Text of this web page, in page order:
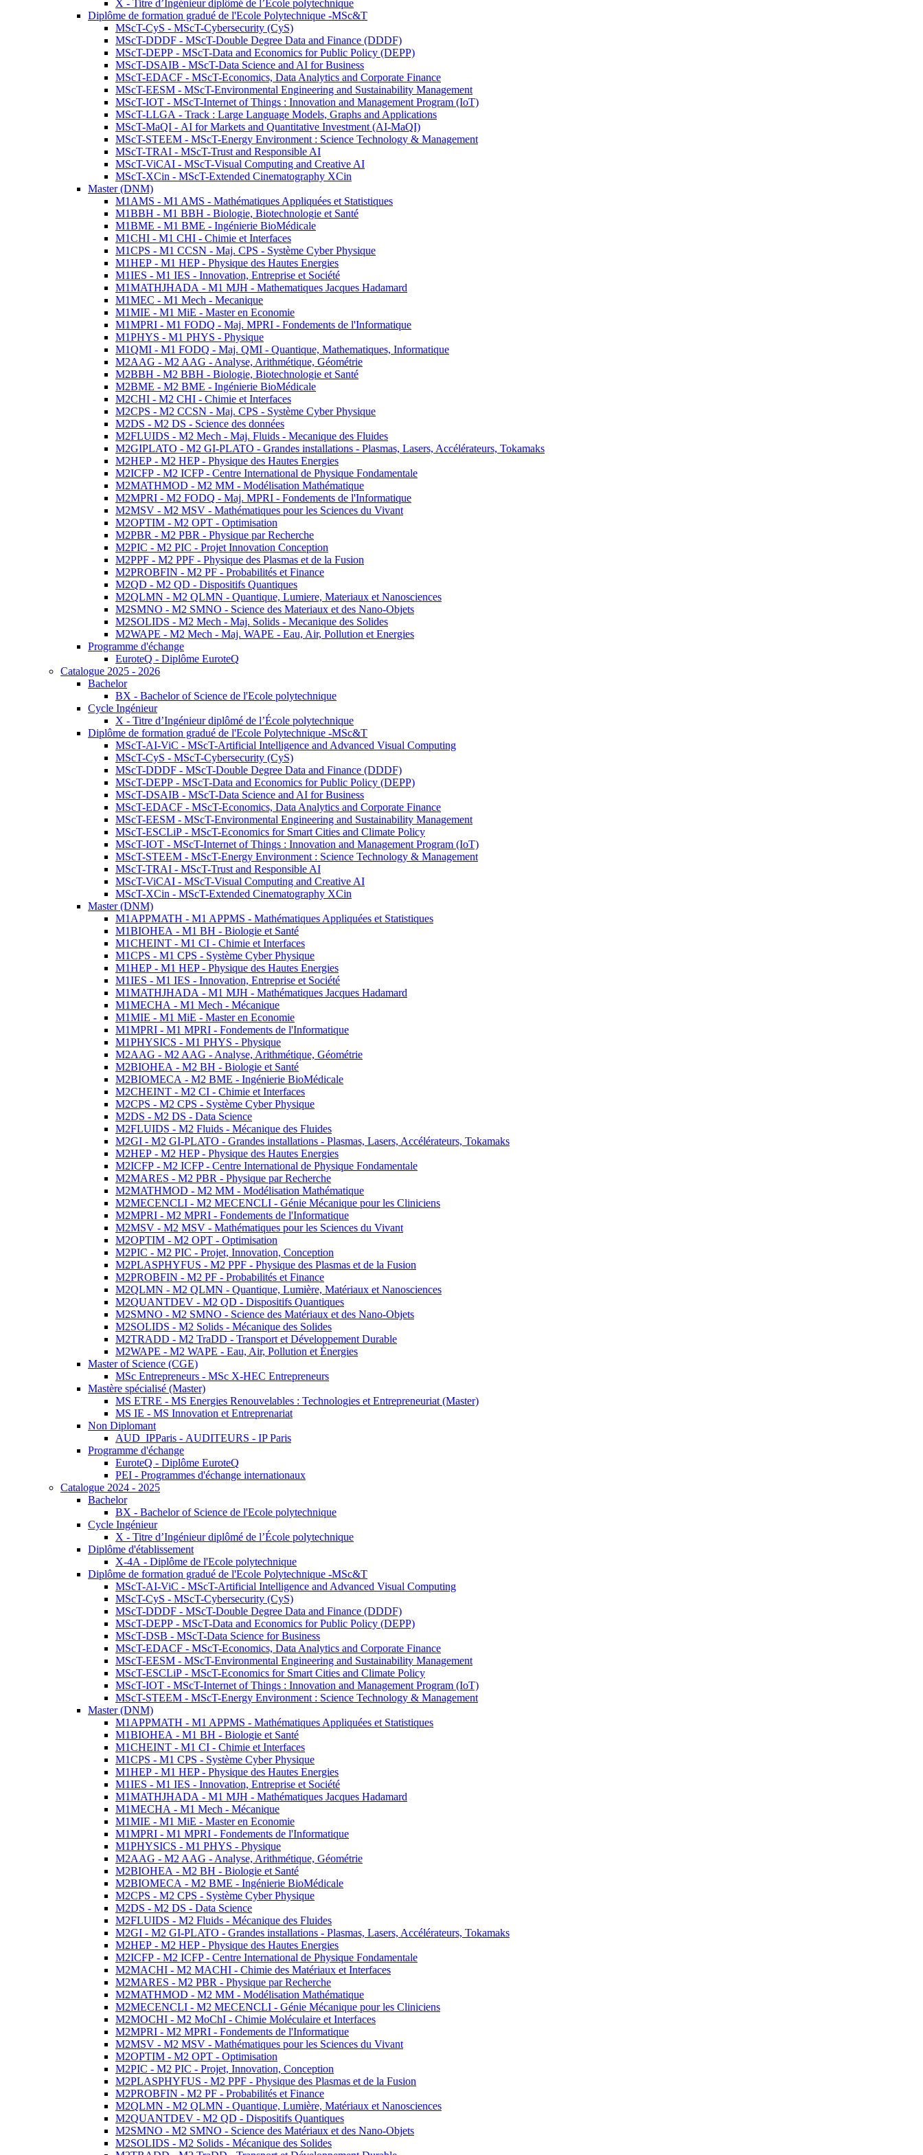
X - Titre d’Ingénieur diplômé de l’École polytechnique
Diplôme de formation gradué de l'Ecole Polytechnique -MSc&T
MScT-CyS - MScT-Cybersecurity (CyS)
MScT-DDDF - MScT-Double Degree Data and Finance (DDDF)
MScT-DEPP - MScT-Data and Economics for Public Policy (DEPP)
MScT-DSAIB - MScT-Data Science and AI for Business
MScT-EDACF - MScT-Economics, Data Analytics and Corporate Finance
MScT-EESM - MScT-Environmental Engineering and Sustainability Management
MScT-IOT - MScT-Internet of Things : Innovation and Management Program (IoT)
MScT-LLGA - Track : Large Language Models, Graphs and Applications
MScT-MaQI - AI for Markets and Quantitative Investment (AI-MaQI)
MScT-STEEM - MScT-Energy Environment : Science Technology & Management
MScT-TRAI - MScT-Trust and Responsible AI
MScT-ViCAI - MScT-Visual Computing and Creative AI
MScT-XCin - MScT-Extended Cinematography XCin
Master (DNM)
M1AMS - M1 AMS - Mathématiques Appliquées et Statistiques
M1BBH - M1 BBH - Biologie, Biotechnologie et Santé
M1BME - M1 BME - Ingénierie BioMédicale
M1CHI - M1 CHI - Chimie et Interfaces
M1CPS - M1 CCSN - Maj. CPS - Système Cyber Physique
M1HEP - M1 HEP - Physique des Hautes Energies
M1IES - M1 IES - Innovation, Entreprise et Société
M1MATHJHADA - M1 MJH - Mathematiques Jacques Hadamard
M1MEC - M1 Mech - Mecanique
M1MIE - M1 MiE - Master en Economie
M1MPRI - M1 FODQ - Maj. MPRI - Fondements de l'Informatique
M1PHYS - M1 PHYS - Physique
M1QMI - M1 FODQ - Maj. QMI - Quantique, Mathematiques, Informatique
M2AAG - M2 AAG - Analyse, Arithmétique, Géométrie
M2BBH - M2 BBH - Biologie, Biotechnologie et Santé
M2BME - M2 BME - Ingénierie BioMédicale
M2CHI - M2 CHI - Chimie et Interfaces
M2CPS - M2 CCSN - Maj. CPS - Système Cyber Physique
M2DS - M2 DS - Science des données
M2FLUIDS - M2 Mech - Maj. Fluids - Mecanique des Fluides
M2GIPLATO - M2 GI-PLATO - Grandes installations - Plasmas, Lasers, Accélérateurs, Tokamaks
M2HEP - M2 HEP - Physique des Hautes Energies
M2ICFP - M2 ICFP - Centre International de Physique Fondamentale
M2MATHMOD - M2 MM - Modélisation Mathématique
M2MPRI - M2 FODQ - Maj. MPRI - Fondements de l'Informatique
M2MSV - M2 MSV - Mathématiques pour les Sciences du Vivant
M2OPTIM - M2 OPT - Optimisation
M2PBR - M2 PBR - Physique par Recherche
M2PIC - M2 PIC - Projet Innovation Conception
M2PPF - M2 PPF - Physique des Plasmas et de la Fusion
M2PROBFIN - M2 PF - Probabilités et Finance
M2QD - M2 QD - Dispositifs Quantiques
M2QLMN - M2 QLMN - Quantique, Lumiere, Materiaux et Nanosciences
M2SMNO - M2 SMNO - Science des Materiaux et des Nano-Objets
M2SOLIDS - M2 Mech - Maj. Solids - Mecanique des Solides
M2WAPE - M2 Mech - Maj. WAPE - Eau, Air, Pollution et Energies
Programme d'échange
EuroteQ - Diplôme EuroteQ
Catalogue 2025 - 2026
Bachelor
BX - Bachelor of Science de l'Ecole polytechnique
Cycle Ingénieur
X - Titre d’Ingénieur diplômé de l’École polytechnique
Diplôme de formation gradué de l'Ecole Polytechnique -MSc&T
MScT-AI-ViC - MScT-Artificial Intelligence and Advanced Visual Computing
MScT-CyS - MScT-Cybersecurity (CyS)
MScT-DDDF - MScT-Double Degree Data and Finance (DDDF)
MScT-DEPP - MScT-Data and Economics for Public Policy (DEPP)
MScT-DSAIB - MScT-Data Science and AI for Business
MScT-EDACF - MScT-Economics, Data Analytics and Corporate Finance
MScT-EESM - MScT-Environmental Engineering and Sustainability Management
MScT-ESCLiP - MScT-Economics for Smart Cities and Climate Policy
MScT-IOT - MScT-Internet of Things : Innovation and Management Program (IoT)
MScT-STEEM - MScT-Energy Environment : Science Technology & Management
MScT-TRAI - MScT-Trust and Responsible AI
MScT-ViCAI - MScT-Visual Computing and Creative AI
MScT-XCin - MScT-Extended Cinematography XCin
Master (DNM)
M1APPMATH - M1 APPMS - Mathématiques Appliquées et Statistiques
M1BIOHEA - M1 BH - Biologie et Santé
M1CHEINT - M1 CI - Chimie et Interfaces
M1CPS - M1 CPS - Système Cyber Physique
M1HEP - M1 HEP - Physique des Hautes Energies
M1IES - M1 IES - Innovation, Entreprise et Société
M1MATHJHADA - M1 MJH - Mathématiques Jacques Hadamard
M1MECHA - M1 Mech - Mécanique
M1MIE - M1 MiE - Master en Economie
M1MPRI - M1 MPRI - Fondements de l'Informatique
M1PHYSICS - M1 PHYS - Physique
M2AAG - M2 AAG - Analyse, Arithmétique, Géométrie
M2BIOHEA - M2 BH - Biologie et Santé
M2BIOMECA - M2 BME - Ingénierie BioMédicale
M2CHEINT - M2 CI - Chimie et Interfaces
M2CPS - M2 CPS - Système Cyber Physique
M2DS - M2 DS - Data Science
M2FLUIDS - M2 Fluids - Mécanique des Fluides
M2GI - M2 GI-PLATO - Grandes installations - Plasmas, Lasers, Accélérateurs, Tokamaks
M2HEP - M2 HEP - Physique des Hautes Energies
M2ICFP - M2 ICFP - Centre International de Physique Fondamentale
M2MARES - M2 PBR - Physique par Recherche
M2MATHMOD - M2 MM - Modélisation Mathématique
M2MECENCLI - M2 MECENCLI - Génie Mécanique pour les Cliniciens
M2MPRI - M2 MPRI - Fondements de l'Informatique
M2MSV - M2 MSV - Mathématiques pour les Sciences du Vivant
M2OPTIM - M2 OPT - Optimisation
M2PIC - M2 PIC - Projet, Innovation, Conception
M2PLASPHYFUS - M2 PPF - Physique des Plasmas et de la Fusion
M2PROBFIN - M2 PF - Probabilités et Finance
M2QLMN - M2 QLMN - Quantique, Lumière, Matériaux et Nanosciences
M2QUANTDEV - M2 QD - Dispositifs Quantiques
M2SMNO - M2 SMNO - Science des Matériaux et des Nano-Objets
M2SOLIDS - M2 Solids - Mécanique des Solides
M2TRADD - M2 TraDD - Transport et Développement Durable
M2WAPE - M2 WAPE - Eau, Air, Pollution et Énergies
Master of Science (CGE)
MSc Entrepreneurs - MSc X-HEC Entrepreneurs
Mastère spécialisé (Master)
MS ETRE - MS Energies Renouvelables : Technologies et Entrepreneuriat (Master)
MS IE - MS Innovation et Entreprenariat
Non Diplomant
AUD_IPParis - AUDITEURS - IP Paris
Programme d'échange
EuroteQ - Diplôme EuroteQ
PEI - Programmes d'échange internationaux
Catalogue 2024 - 2025
Bachelor
BX - Bachelor of Science de l'Ecole polytechnique
Cycle Ingénieur
X - Titre d’Ingénieur diplômé de l’École polytechnique
Diplôme d'établissement
X-4A - Diplôme de l'Ecole polytechnique
Diplôme de formation gradué de l'Ecole Polytechnique -MSc&T
MScT-AI-ViC - MScT-Artificial Intelligence and Advanced Visual Computing
MScT-CyS - MScT-Cybersecurity (CyS)
MScT-DDDF - MScT-Double Degree Data and Finance (DDDF)
MScT-DEPP - MScT-Data and Economics for Public Policy (DEPP)
MScT-DSB - MScT-Data Science for Business
MScT-EDACF - MScT-Economics, Data Analytics and Corporate Finance
MScT-EESM - MScT-Environmental Engineering and Sustainability Management
MScT-ESCLiP - MScT-Economics for Smart Cities and Climate Policy
MScT-IOT - MScT-Internet of Things : Innovation and Management Program (IoT)
MScT-STEEM - MScT-Energy Environment : Science Technology & Management
Master (DNM)
M1APPMATH - M1 APPMS - Mathématiques Appliquées et Statistiques
M1BIOHEA - M1 BH - Biologie et Santé
M1CHEINT - M1 CI - Chimie et Interfaces
M1CPS - M1 CPS - Système Cyber Physique
M1HEP - M1 HEP - Physique des Hautes Energies
M1IES - M1 IES - Innovation, Entreprise et Société
M1MATHJHADA - M1 MJH - Mathématiques Jacques Hadamard
M1MECHA - M1 Mech - Mécanique
M1MIE - M1 MiE - Master en Economie
M1MPRI - M1 MPRI - Fondements de l'Informatique
M1PHYSICS - M1 PHYS - Physique
M2AAG - M2 AAG - Analyse, Arithmétique, Géométrie
M2BIOHEA - M2 BH - Biologie et Santé
M2BIOMECA - M2 BME - Ingénierie BioMédicale
M2CPS - M2 CPS - Système Cyber Physique
M2DS - M2 DS - Data Science
M2FLUIDS - M2 Fluids - Mécanique des Fluides
M2GI - M2 GI-PLATO - Grandes installations - Plasmas, Lasers, Accélérateurs, Tokamaks
M2HEP - M2 HEP - Physique des Hautes Energies
M2ICFP - M2 ICFP - Centre International de Physique Fondamentale
M2MACHI - M2 MACHI - Chimie des Matériaux et Interfaces
M2MARES - M2 PBR - Physique par Recherche
M2MATHMOD - M2 MM - Modélisation Mathématique
M2MECENCLI - M2 MECENCLI - Génie Mécanique pour les Cliniciens
M2MOCHI - M2 MoChI - Chimie Moléculaire et Interfaces
M2MPRI - M2 MPRI - Fondements de l'Informatique
M2MSV - M2 MSV - Mathématiques pour les Sciences du Vivant
M2OPTIM - M2 OPT - Optimisation
M2PIC - M2 PIC - Projet, Innovation, Conception
M2PLASPHYFUS - M2 PPF - Physique des Plasmas et de la Fusion
M2PROBFIN - M2 PF - Probabilités et Finance
M2QLMN - M2 QLMN - Quantique, Lumière, Matériaux et Nanosciences
M2QUANTDEV - M2 QD - Dispositifs Quantiques
M2SMNO - M2 SMNO - Science des Matériaux et des Nano-Objets
M2SOLIDS - M2 Solids - Mécanique des Solides